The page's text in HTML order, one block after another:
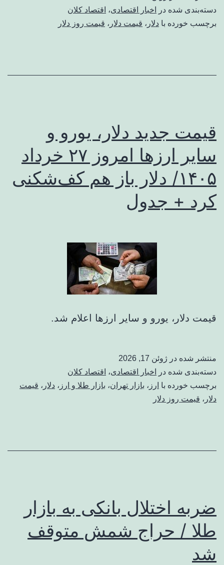
دسته‌بندی شده در
اخبار اقتصادی، اقتصاد کلان
برچسب خورده با دلار ، قیمت دلار ، قیمت روز دلار
قیمت جدید دلار، یورو و
سایر ارزها امروز ۲۷ خرداد
۱۴۰۵/ دلار باز هم کف‌شکنی
کرد + جدول
قیمت دلار، یورو و سایر ارزها اعلام شد.
منتشر شده در ژوئن 17, 2026
دسته‌بندی شده در
اخبار اقتصادی، اقتصاد کلان
برچسب خورده با ارز ، بازار تهران، بازار طلا و ارز ، دلار ، قیمت
دلار ، قیمت روز دلار
ضربه اختلال بانکی به بازار
طلا / حراج شمش متوقف
شد